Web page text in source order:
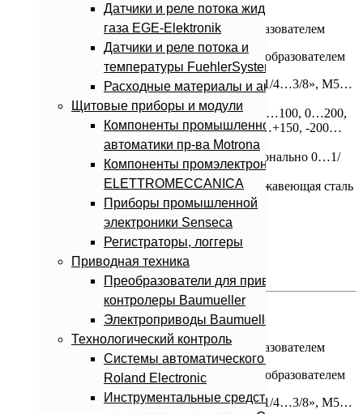
Датчик температуры с измерительным преобразователем
Подключение к процессу:Внешняя резьба G 1/4…3/8», M5…
Тип датчика / Предел измерения,°C:Pt100/ 0…100, 0…200,
-50…+50, -50…+150 K (NiCr-Ni) / 0…100, -50…+150, -200…
+300, 0…600, 0…1150
Выходной сигнал:
Стандарт 4…20 мА; Опционально 0…1/
0…2/ 0…5/ 0…10 В
Материал датчика / Монтажная длина:Нержавеющая сталь
Документация на сайте производите
на английском >>
на немецком >>
Датчик температуры с измерительным преобразователем
Подключение к процессу:Внешняя резьба G 1/4…3/8», M5…
Датчики и реле потока жидкости и
газа EGE-Elektronik
Датчики и реле потока и
температуры FuehlerSysteme
Расходные материалы и аксессуары
Щитовые приборы и модули
Компоненты промышленной
автоматики пр-ва Motrona
Компоненты промэлектроники
ELETTROMECCANICA
Приборы промышленной
электроники Senseca
Регистраторы, логгеры
Приводная техника
Преобразователи для приводов и
контролеры Baumueller
Электроприводы Baumueller
Технологический контроль
Системы автоматического контроля
Roland Electronic
Инструментальные средства и